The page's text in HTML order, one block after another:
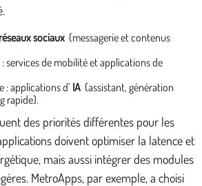
réseaux sociaux (messagerie et contenus
: services de mobilité et applications de
: applications d’ IA (assistant, génération
rapide).
des priorités différentes pour les
doivent optimiser la latence et
mais aussi intégrer des modules
MetroApps, par exemple, a choisi